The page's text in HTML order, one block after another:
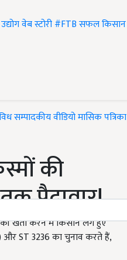
वेब स्टोरी#FTBसफल किसान
सम्पादकीयवीडियोमासिक पत्रिका
की
पैदावार!
खेती करने में किसान लगे हुए
और ST 3236 का चुनाव करते हैं,